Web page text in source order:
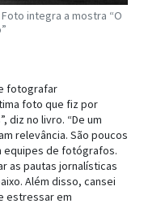
integra a mostra “O
fotografar
foto que fiz por
diz no livro. “De um
relevância. São poucos
equipes de fotógrafos.
as pautas jornalísticas
Além disso, cansei
estressar em